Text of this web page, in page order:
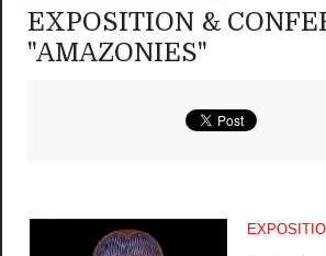
EXPOSITION &
"AMAZONIES"